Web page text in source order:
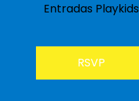
Entradas Playkids
RSVP